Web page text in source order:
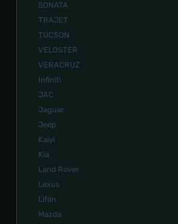
SONATA
TRAJET
TUCSON
VELOSTER
VERACRUZ
Infiniti
JAC
Jaguar
Jeep
Kaiyi
Kia
Land Rover
Lexus
Lifan
Mazda